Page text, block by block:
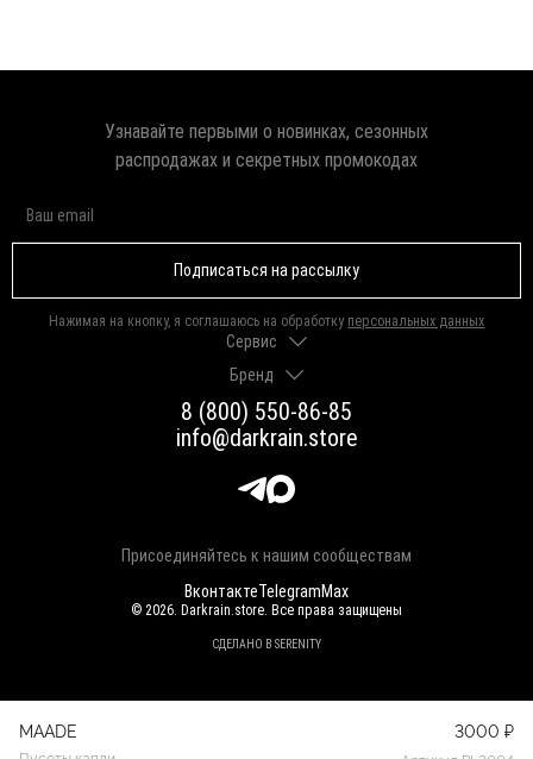
MAADE 3000 ₽
8 (800) 550-86-85
info@darkrain.store
Присоединяйтесь к нашим сообществам
ВконтактеTelegramMax
Сервис
Доставка и оплата
Гарантии и возврат
Как выбрать размер
Уход за украшениями
Яндекс Пэй
Долями
Бренд
О нас
Программа лояльности
Магазины
Узнавайте первыми о новинках, сезонных
распродажах и секретных промокодах
Подписаться на рассылку
Нажимая на кнопку, я соглашаюсь на обработку персональных данных
© 2026. Darkrain.store. Все права защищены
СДЕЛАНО В SERENITY